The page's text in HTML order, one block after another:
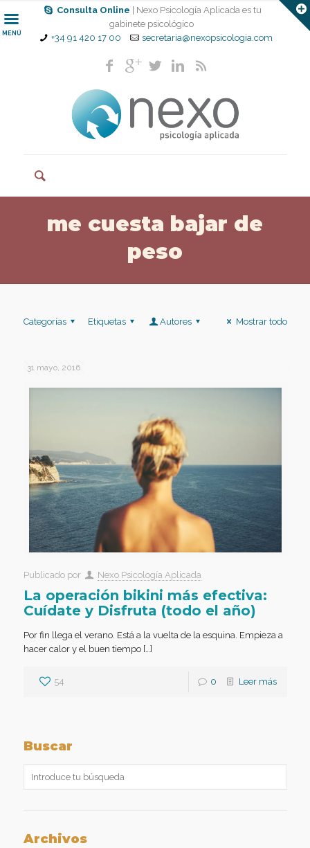
Consulta Online
| Nexo Psicología Aplicada es tu
gabinete psicológico
+34 91 420 17 00
secretaria@nexopsicologia.com
MENÚ
me cuesta bajar de
peso
Categorías Etiquetas Autores Mostrar todo
31 mayo, 2016
Publicado por Nexo Psicología Aplicada
La operación bikini más efectiva:
Cuídate y Disfruta (todo el año)
Por fin llega el verano. Está a la vuelta de la esquina. Empieza a
hacer calor y el buen tiempo […]
54 0 Leer más
Buscar
Archivos